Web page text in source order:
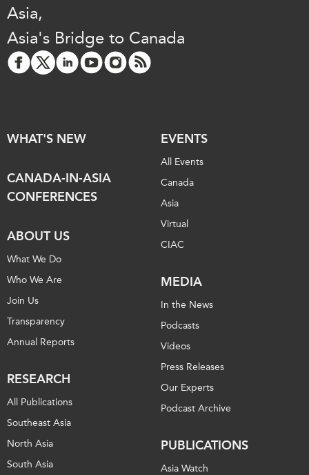
Asia,
Asia's Bridge to Canada
WHAT'S NEW
CANADA-IN-ASIA
CONFERENCES
ABOUT US
What We Do
Who We Are
Join Us
Transparency
Annual Reports
RESEARCH
All Publications
Southeast Asia
North Asia
South Asia
EVENTS
All Events
Canada
Asia
Virtual
CIAC
MEDIA
In the News
Podcasts
Videos
Press Releases
Our Experts
Podcast Archive
PUBLICATIONS
Asia Watch